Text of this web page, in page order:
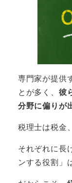
専門家が提供
とが多く、 彼
分野に偏りが
税理士は税金
それぞれに長
ンする役割」